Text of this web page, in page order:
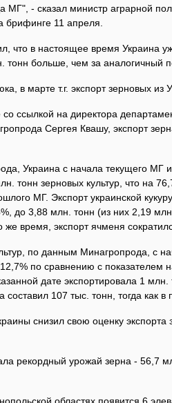
МГ", - сказал министр аграрной
11 апреля.
что в настоящее время Украина
тонн больше, чем за аналогичный
в марте т.г. экспорт зерновых из
ссылкой на директора
Сергея Квашу, экспорт
Украина с начала текущего МГ
тонн зерновых культур, что на
МГ. Экспорт украинской
до 3,88 млн. тонн (из них 2,19
время, экспорт ячменя
по данным Минагропрода, с
по сравнению с показателем
дате экспортировала 1
составил 107 тыс. тонн, тогда как
снизил свою оценку
рекордный урожай зерна - 56,7